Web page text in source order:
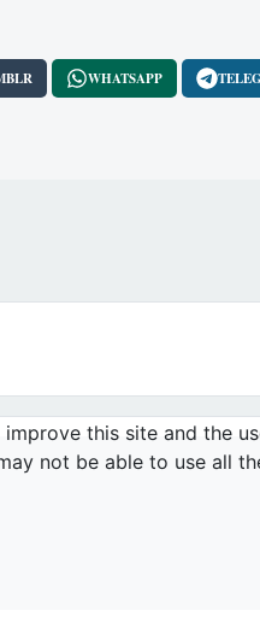
WHATSAPP
this site and the
not be able to use all